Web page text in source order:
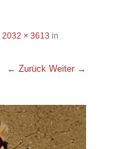
2032 × 3613 in
← Zurück Weiter →